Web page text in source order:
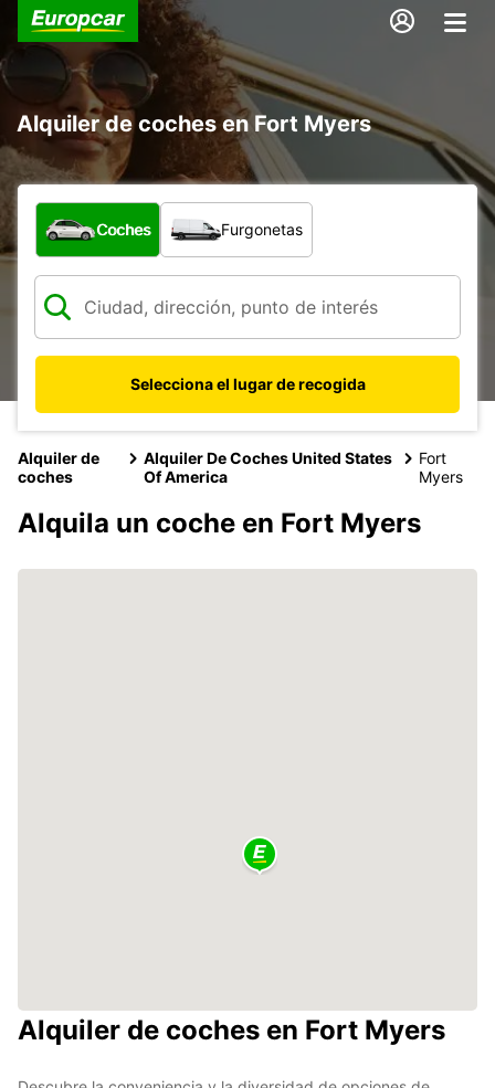
Alquiler de coches en Fort Myers
¿Qué tipo de vehículo?
Coches Furgonetas
Selecciona el lugar de recogida
Alquiler de
coches
Alquiler De Coches United States
Of America
Fort
Myers
Alquila un coche en Fort Myers
Alquiler de coches en Fort Myers